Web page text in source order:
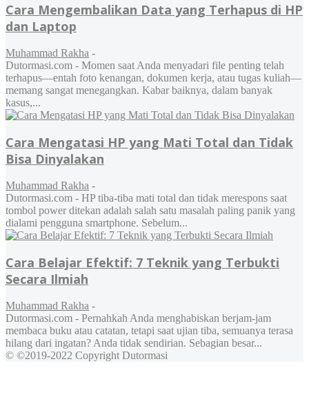
Cara Mengembalikan Data yang Terhapus di HP
dan Laptop
Muhammad Rakha -
Dutormasi.com - Momen saat Anda menyadari file penting telah
terhapus—entah foto kenangan, dokumen kerja, atau tugas kuliah—
memang sangat menegangkan. Kabar baiknya, dalam banyak
kasus,...
Cara Mengatasi HP yang Mati Total dan Tidak
Bisa Dinyalakan
Muhammad Rakha -
Dutormasi.com - HP tiba-tiba mati total dan tidak merespons saat
tombol power ditekan adalah salah satu masalah paling panik yang
dialami pengguna smartphone. Sebelum...
Cara Belajar Efektif: 7 Teknik yang Terbukti
Secara Ilmiah
Muhammad Rakha -
Dutormasi.com - Pernahkah Anda menghabiskan berjam-jam
membaca buku atau catatan, tetapi saat ujian tiba, semuanya terasa
hilang dari ingatan? Anda tidak sendirian. Sebagian besar...
© ©2019-2022 Copyright Dutormasi